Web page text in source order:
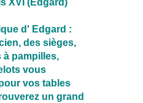
d' Edgard :
des sièges,
à pampilles,
vous
vos tables
un grand